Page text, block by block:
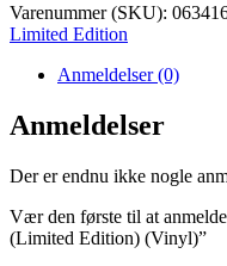
Varenummer (SKU):
Limited Edition
Anmeldelser (0)
Anmeldelser
Der er endnu ikke nogle
Vær den første til at
(Limited Edition) (Vinyl)”